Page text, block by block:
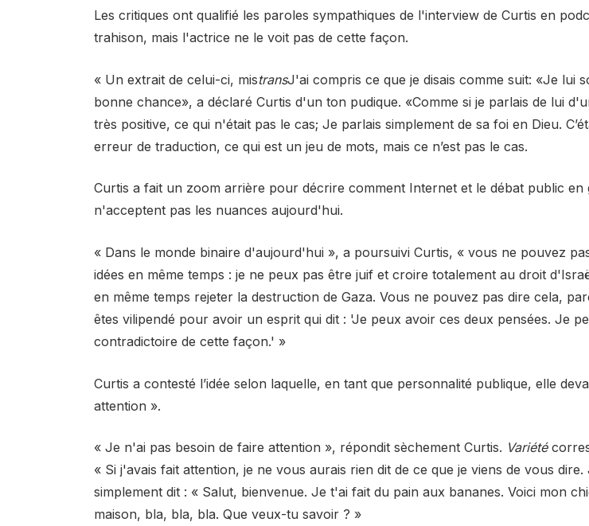
Les critiques ont qualifié les paroles sympathiques de l'interview de Curtis en
trahison, mais l'actrice ne le voit pas de cette façon.
« Un extrait de celui-ci, mistransJ'ai compris ce que je disais comme suit: «Je lui
bonne chance», a déclaré Curtis d'un ton pudique. «Comme si je parlais de lui
très positive, ce qui n'était pas le cas; Je parlais simplement de sa foi en Dieu.
erreur de traduction, ce qui est un jeu de mots, mais ce n’est pas le cas.
Curtis a fait un zoom arrière pour décrire comment Internet et le débat public en
n'acceptent pas les nuances aujourd'hui.
« Dans le monde binaire d'aujourd'hui », a poursuivi Curtis, « vous ne pouvez
idées en même temps : je ne peux pas être juif et croire totalement au droit
en même temps rejeter la destruction de Gaza. Vous ne pouvez pas dire cela,
êtes vilipendé pour avoir un esprit qui dit : 'Je peux avoir ces deux pensées. Je
contradictoire de cette façon.' »
Curtis a contesté l’idée selon laquelle, en tant que personnalité publique, elle
attention ».
« Je n'ai pas besoin de faire attention », répondit sèchement Curtis. Variété
« Si j'avais fait attention, je ne vous aurais rien dit de ce que je viens de vous dire.
simplement dit : « Salut, bienvenue. Je t'ai fait du pain aux bananes. Voici mon
maison, bla, bla, bla. Que veux-tu savoir ? »